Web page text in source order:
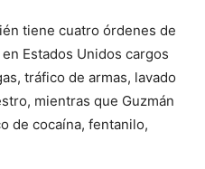
tiene cuatro órdenes de
Estados Unidos cargos
tráfico de armas, lavado
mientras que Guzmán
de cocaína, fentanilo,